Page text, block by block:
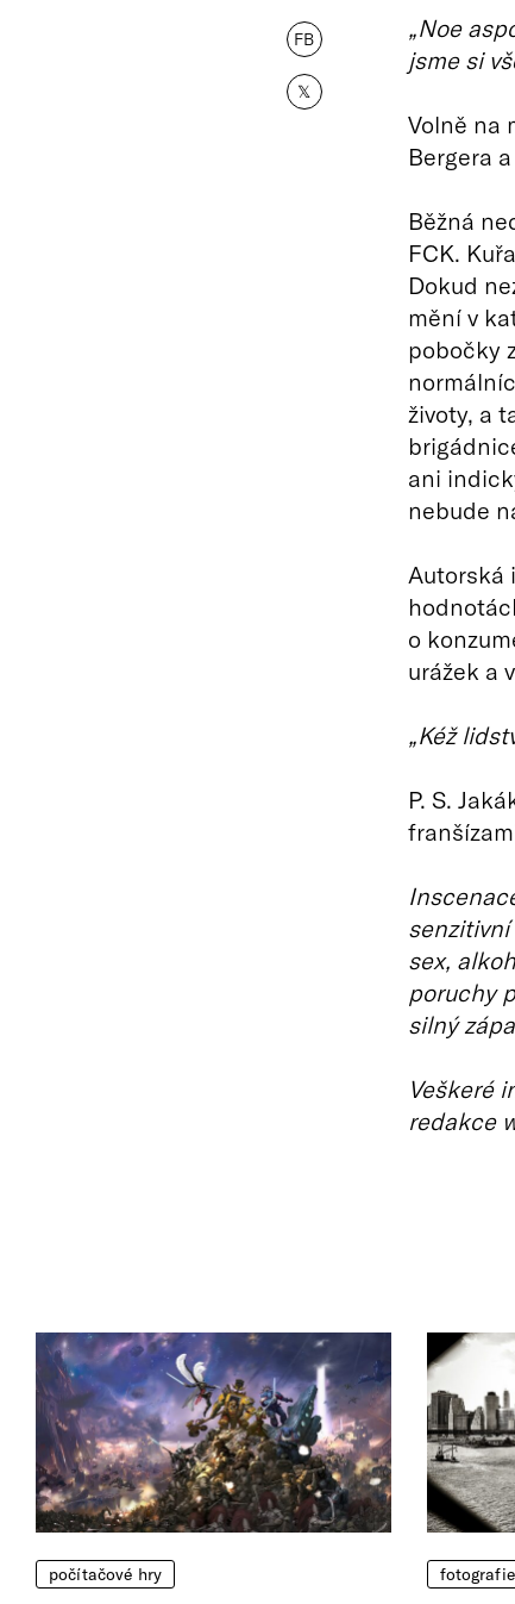
FB
𝕏
„Noe
jsme si
Volně na
Bergera
Běžná
FCK.
Dokud
mění v
pobočky
životy, a
ani
nebude
Autorská
o
urážek a
„Kéž
P. S.
sex,
poruchy
silný
Veškeré
redakce
počítačové hry fotografie